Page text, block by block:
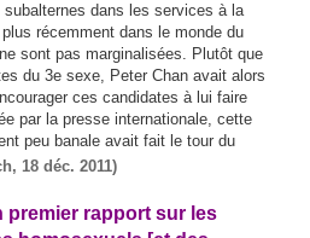
dans les services à la
récemment dans le monde du
sont pas marginalisées. Plutôt que
du 3e sexe, Peter Chan avait alors
ces candidates à lui faire
par la presse internationale, cette
peu banale avait fait le tour du
18 déc. 2011)
premier rapport sur les